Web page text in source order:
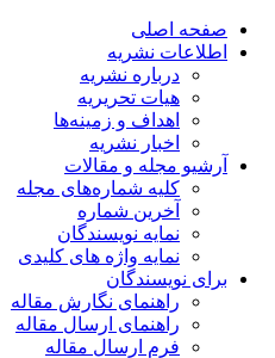
صفحه اصلی
اطلاعات نشریه
درباره نشریه
هیات تحریریه
اهداف و زمینه‌ها
اخبار نشریه
آرشیو مجله و مقالات
کلیه شماره‌های مجله
آخرین شماره
نمایه نویسندگان
نمایه واژه های کلیدی
برای نویسندگان
راهنمای نگارش مقاله
راهنمای ارسال مقاله
فرم ارسال مقاله